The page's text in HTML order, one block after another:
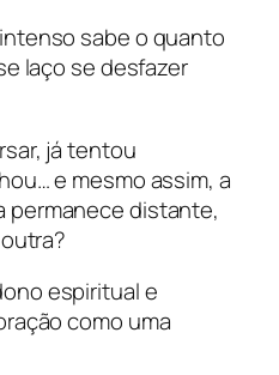
sabe o quanto
laço se desfazer
já tentou
e mesmo assim, a
permanece distante,
espiritual e
como uma